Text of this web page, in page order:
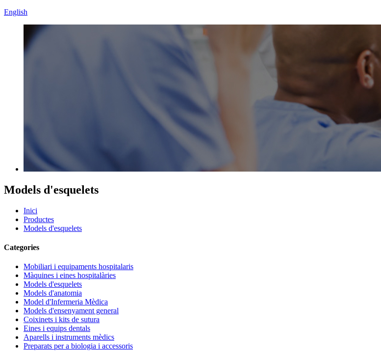
English
Models d'esquelets
Inici
Productes
Models d'esquelets
Categories
Mobiliari i equipaments hospitalaris
Màquines i eines hospitalàries
Models d'esquelets
Models d'anatomia
Model d'Infermeria Mèdica
Models d'ensenyament general
Coixinets i kits de sutura
Eines i equips dentals
Aparells i instruments mèdics
Preparats per a biologia i accessoris